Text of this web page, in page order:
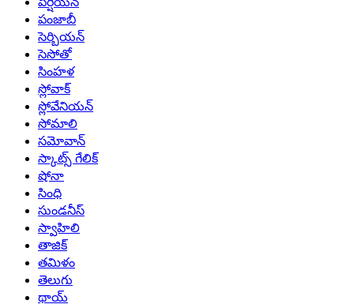
పంజాబీ
సెర్బియన్
సెసోతో
సింహళ
స్లోవాక్
స్లోవేనియన్
సోమాలి
సమోవాన్
స్కాట్స్ గేలిక్
షోనా
సింధి
సుండనీస్
స్వాహిలి
తాజిక్
తమిళం
తెలుగు
థాయ్